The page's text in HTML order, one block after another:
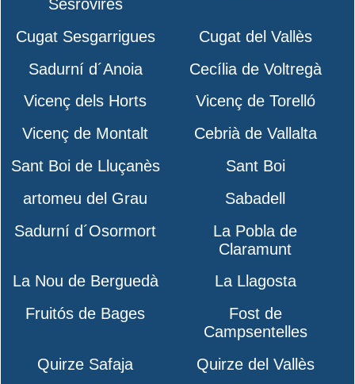
Sesrovires
Cugat Sesgarrigues
Cugat del Vallès
Sadurní d´Anoia
Cecília de Voltregà
Vicenç dels Horts
Vicenç de Torelló
Vicenç de Montalt
Cebrià de Vallalta
Sant Boi de Lluçanès
Sant Boi
artomeu del Grau
Sabadell
Sadurní d´Osormort
La Pobla de
Claramunt
La Nou de Berguedà
La Llagosta
Fruitós de Bages
Fost de
Campsentelles
Quirze Safaja
Quirze del Vallès